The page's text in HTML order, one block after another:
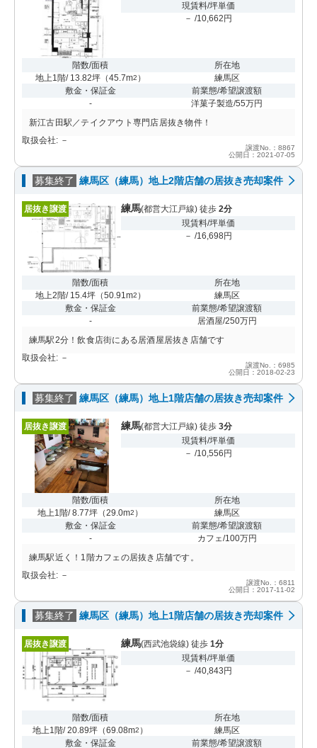
現賃料/坪単価
－ /10,662円
階数/面積
地上1階/ 13.82坪（45.7m2 ）
所在地
練馬区
敷金・保証金
-
前業態/希望譲渡額
洋菓子製造/55万円
新江古田駅／テイクアウト専門店居抜き物件！
取扱会社: －
譲渡No.：8867
公開日：2021-07-05
募集終了 練馬区（練馬）地上2階店舗の居抜き売却案件
居抜き譲渡 練馬(都営大江戸線) 徒歩 2分
現賃料/坪単価
－ /16,698円
階数/面積
地上2階/ 15.4坪（50.91m2 ）
所在地
練馬区
敷金・保証金
-
前業態/希望譲渡額
居酒屋/250万円
練馬駅2分！飲食店街にある居酒屋居抜き店舗です
取扱会社: －
譲渡No.：6985
公開日：2018-02-23
募集終了 練馬区（練馬）地上1階店舗の居抜き売却案件
居抜き譲渡 練馬(都営大江戸線) 徒歩 3分
現賃料/坪単価
－ /10,556円
階数/面積
地上1階/ 8.77坪 （29.0m2 ）
所在地
練馬区
敷金・保証金
-
前業態/希望譲渡額
カフェ/100万円
練馬駅近く！1階カフェの居抜き店舗です。
取扱会社: －
譲渡No.：6811
公開日：2017-11-02
募集終了 練馬区（練馬）地上1階店舗の居抜き売却案件
居抜き譲渡 練馬(西武池袋線) 徒歩 1分
現賃料/坪単価
－ /40,843円
階数/面積
地上1階/ 20.89坪 （69.08m2 ）
所在地
練馬区
敷金・保証金
前業態/希望譲渡額